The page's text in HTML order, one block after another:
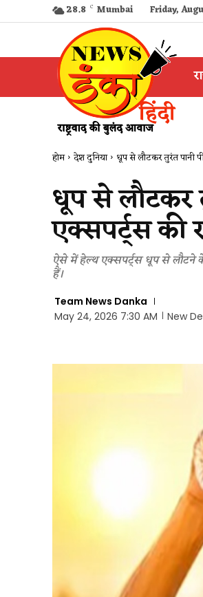
28.8 C Mumbai Friday,
होम देश दुनिया धूप से लौटकर तुरंत पानी
धूप से लौटकर
एक्सपर्ट्स की
ऐसे में हेल्थ एक्सपर्ट्स धूप से लौटने के
हैं।
Team News Danka
May 24, 2026 7:30 AM
New